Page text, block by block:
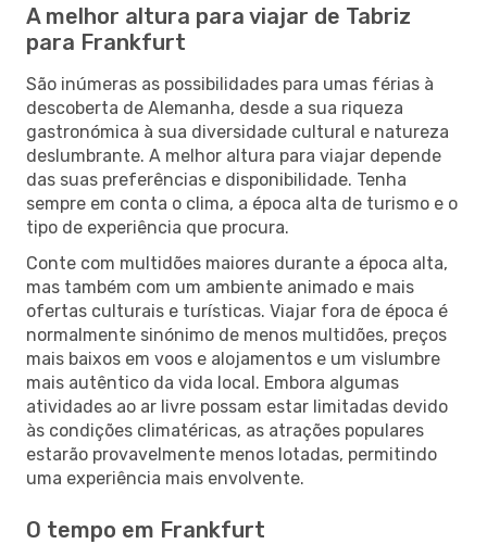
A melhor altura para viajar de Tabriz
para Frankfurt
São inúmeras as possibilidades para umas férias à
descoberta de Alemanha, desde a sua riqueza
gastronómica à sua diversidade cultural e natureza
deslumbrante. A melhor altura para viajar depende
das suas preferências e disponibilidade. Tenha
sempre em conta o clima, a época alta de turismo e o
tipo de experiência que procura.
Conte com multidões maiores durante a época alta,
mas também com um ambiente animado e mais
ofertas culturais e turísticas. Viajar fora de época é
normalmente sinónimo de menos multidões, preços
mais baixos em voos e alojamentos e um vislumbre
mais autêntico da vida local. Embora algumas
atividades ao ar livre possam estar limitadas devido
às condições climatéricas, as atrações populares
estarão provavelmente menos lotadas, permitindo
uma experiência mais envolvente.
O tempo em Frankfurt